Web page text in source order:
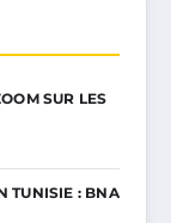
SUR LES
TUNISIE : BNA